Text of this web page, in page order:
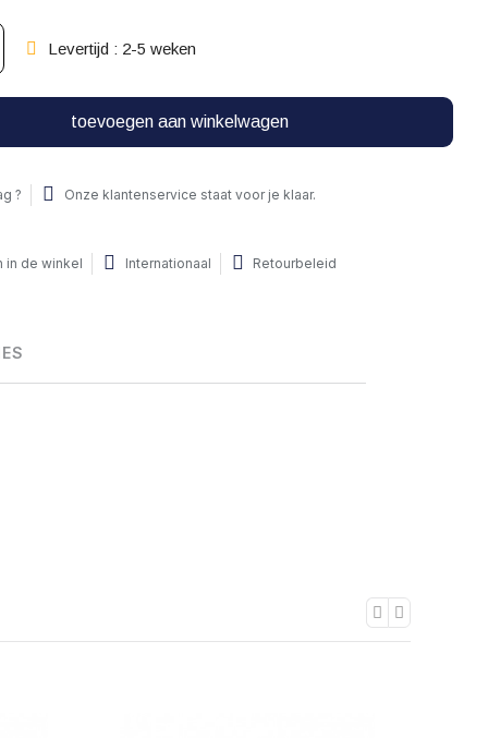
Levertijd : 2-5 weken
toevoegen aan winkelwagen
? Onze klantenservice staat voor je klaar.
in de winkel Internationaal Retourbeleid